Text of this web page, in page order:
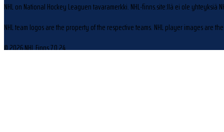
NHL on National Hockey Leaguen tavaramerkki. NHL-finns.site:llä ei ole yhteyksiä
NHL team logos are the property of the respective teams. NHL player images are
© 2026 NHL Finns7.0.24